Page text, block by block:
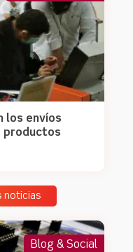
los envíos
productos
noticias
Blog & Social